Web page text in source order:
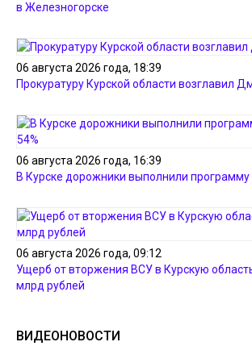
в Железногорске
06 августа 2026 года, 18:39
Прокуратуру Курской области возглавил
06 августа 2026 года, 16:39
В Курске дорожники выполнили программу
06 августа 2026 года, 09:12
Ущерб от вторжения ВСУ в Курскую
млрд рублей
ВИДЕОНОВОСТИ